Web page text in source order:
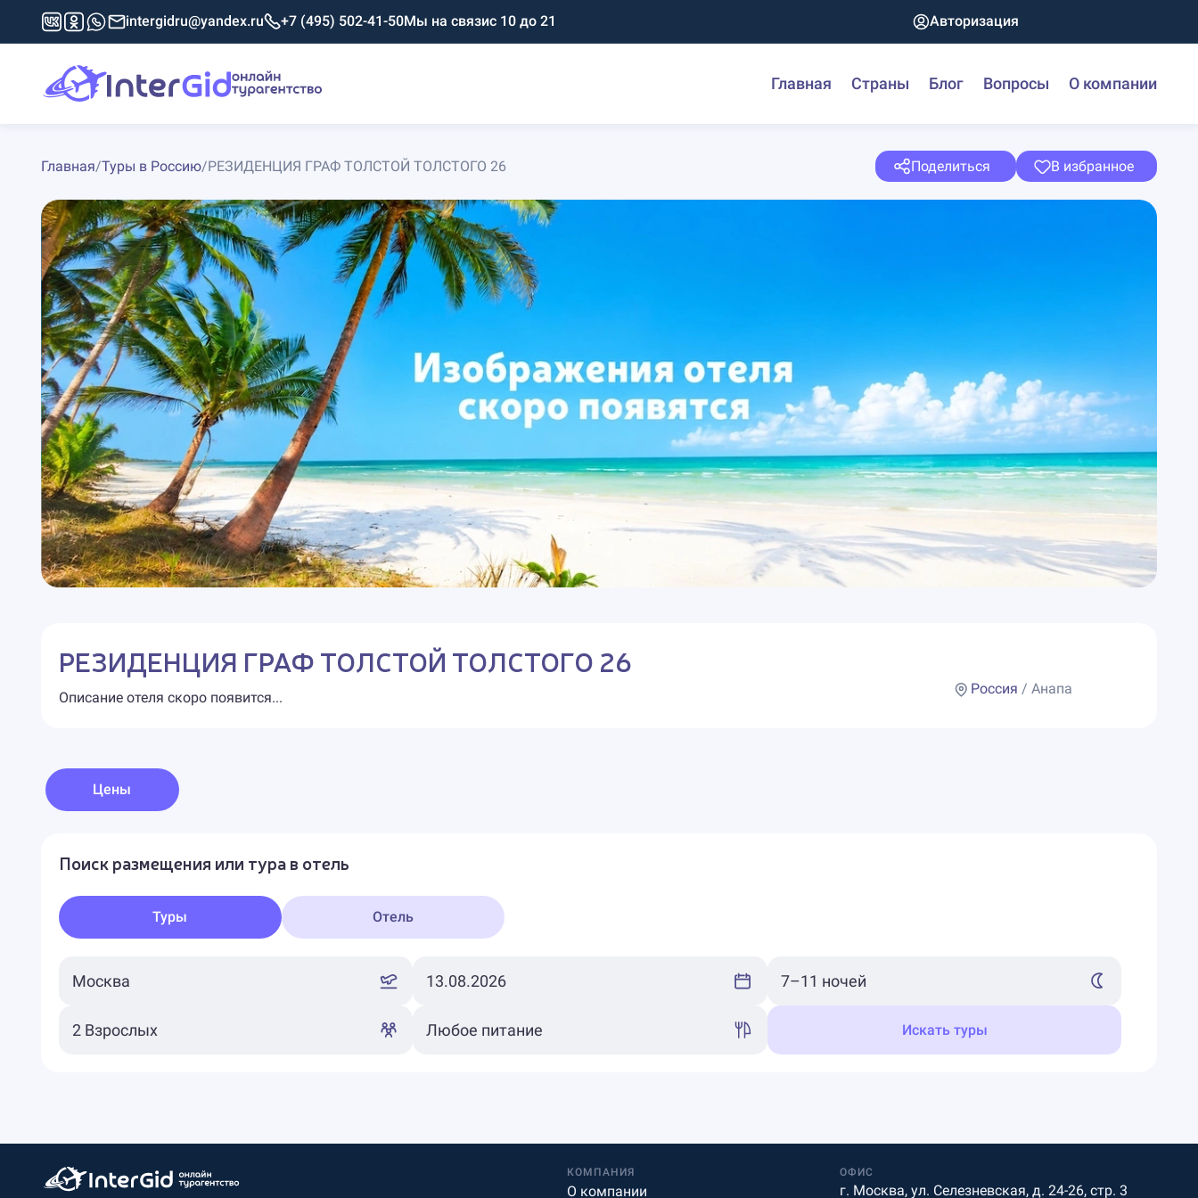
intergidru@yandex.ru +7 (495) 502-41-50Мы на связис 10 до 21 Авторизация
Главная Страны Блог Вопросы О компании
Главная/Туры в Россию/РЕЗИДЕНЦИЯ ГРАФ ТОЛСТОЙ ТОЛСТОГО 26 Поделиться В избранное
РЕЗИДЕНЦИЯ ГРАФ ТОЛСТОЙ ТОЛСТОГО 26
Описание отеля скоро появится...
Россия / Анапа
Цены
Поиск размещения или тура в отель
Туры Отель
Искать туры
КОМПАНИЯ
О компании
ОФИС
г. Москва, ул. Селезневская, д. 24-26, стр. 3